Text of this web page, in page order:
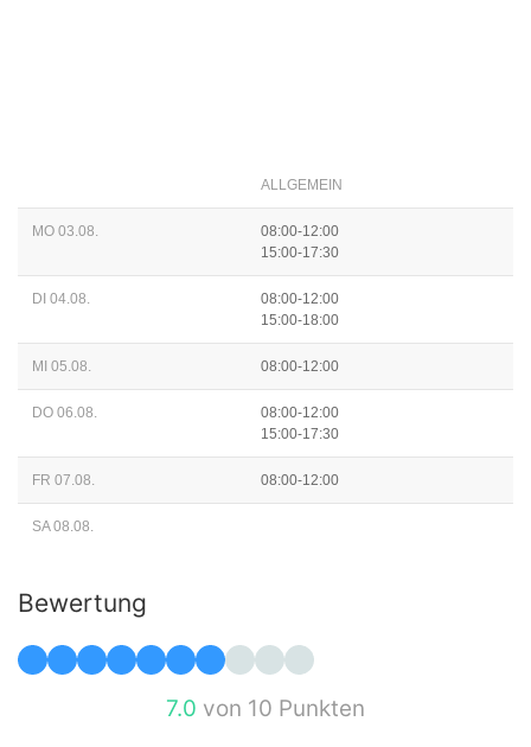
ALLGEMEIN
MO 03.08.
08:00-12:00
15:00-17:30
DI 04.08.
08:00-12:00
15:00-18:00
MI 05.08. 08:00-12:00
DO 06.08.
08:00-12:00
15:00-17:30
FR 07.08. 08:00-12:00
SA 08.08.
Bewertung
7.0 von 10 Punkten